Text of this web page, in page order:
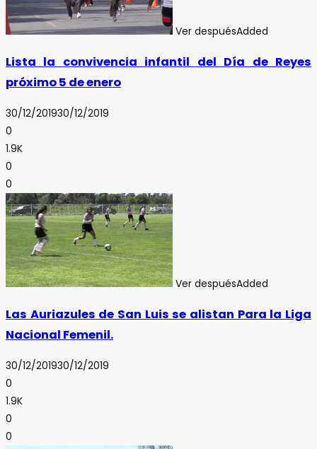
Ver despuésAdded
Lista la convivencia infantil del Día de Reyes
próximo 5 de enero
30/12/201930/12/2019
0
1.9K
0
0
Ver despuésAdded
Las Auriazules de San Luis se alistan Para la Liga
Nacional Femenil.
30/12/201930/12/2019
0
1.9K
0
0